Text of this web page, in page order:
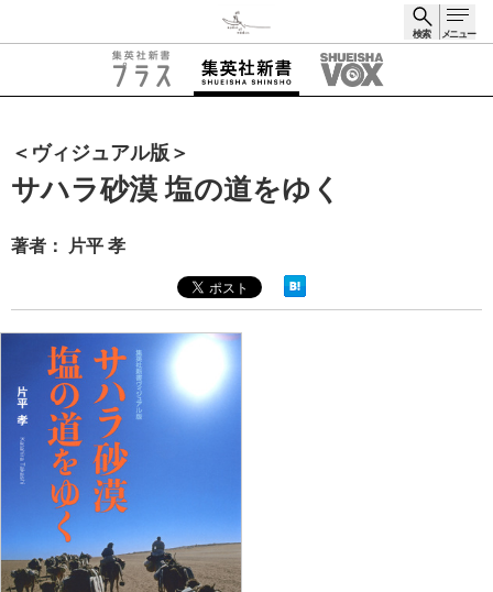
検索 メニュー
＜ヴィジュアル版＞
サハラ砂漠 塩の道をゆく
著者： 片平 孝